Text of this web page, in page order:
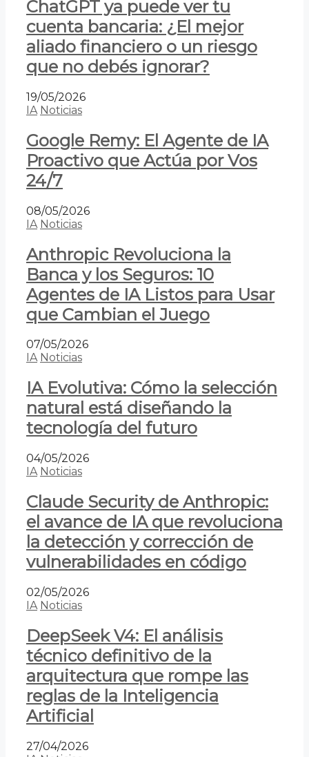
ChatGPT ya puede ver tu
cuenta bancaria: ¿El mejor
aliado financiero o un riesgo
que no debés ignorar?
19/05/2026
IA Noticias
Google Remy: El Agente de IA
Proactivo que Actúa por Vos
24/7
08/05/2026
IA Noticias
Anthropic Revoluciona la
Banca y los Seguros: 10
Agentes de IA Listos para Usar
que Cambian el Juego
07/05/2026
IA Noticias
IA Evolutiva: Cómo la selección
natural está diseñando la
tecnología del futuro
04/05/2026
IA Noticias
Claude Security de Anthropic:
el avance de IA que revoluciona
la detección y corrección de
vulnerabilidades en código
02/05/2026
IA Noticias
DeepSeek V4: El análisis
técnico definitivo de la
arquitectura que rompe las
reglas de la Inteligencia
Artificial
27/04/2026